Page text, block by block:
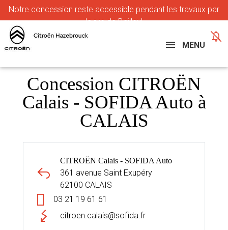
Notre concession reste accessible pendant les travaux par
la rue de Bailleul
MENU
Concession CITROËN
Calais - SOFIDA Auto à
CALAIS
CITROËN Calais - SOFIDA Auto
361 avenue Saint Exupéry
62100 CALAIS
03 21 19 61 61
citroen.calais@sofida.fr